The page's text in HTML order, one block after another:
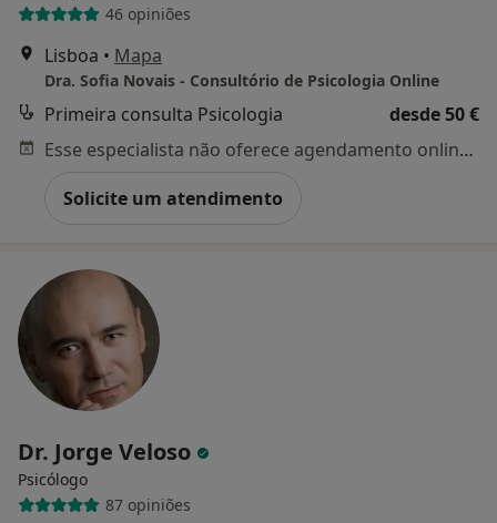
46 opiniões
Lisboa • Mapa
Dra. Sofia Novais - Consultório de Psicologia Online
Primeira consulta Psicologia
desde 50 €
Esse especialista não oferece agendamento online para esse endereço.
Solicite um atendimento
Dr. Jorge Veloso
Psicólogo
87 opiniões